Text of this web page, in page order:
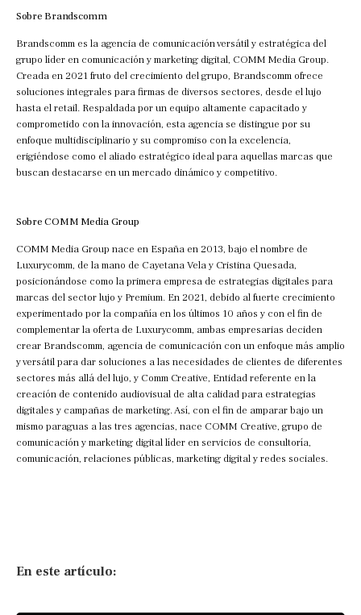
Sobre Brandscomm
Brandscomm es la agencia de comunicación versátil y estratégica del
grupo líder en comunicación y marketing digital, COMM Media Group.
Creada en 2021 fruto del crecimiento del grupo, Brandscomm ofrece
soluciones integrales para firmas de diversos sectores, desde el lujo
hasta el retail. Respaldada por un equipo altamente capacitado y
comprometido con la innovación, esta agencia se distingue por su
enfoque multidisciplinario y su compromiso con la excelencia,
erigiéndose como el aliado estratégico ideal para aquellas marcas que
buscan destacarse en un mercado dinámico y competitivo.
Sobre COMM Media Group
COMM Media Group nace en España en 2013, bajo el nombre de
Luxurycomm, de la mano de Cayetana Vela y Cristina Quesada,
posicionándose como la primera empresa de estrategias digitales para
marcas del sector lujo y Premium. En 2021, debido al fuerte crecimiento
experimentado por la compañía en los últimos 10 años y con el fin de
complementar la oferta de Luxurycomm, ambas empresarias deciden
crear Brandscomm, agencia de comunicación con un enfoque más amplio
y versátil para dar soluciones a las necesidades de clientes de diferentes
sectores más allá del lujo, y Comm Creative, Entidad referente en la
creación de contenido audiovisual de alta calidad para estrategias
digitales y campañas de marketing. Así, con el fin de amparar bajo un
mismo paraguas a las tres agencias, nace COMM Creative, grupo de
comunicación y marketing digital líder en servicios de consultoría,
comunicación, relaciones públicas, marketing digital y redes sociales.
En este artículo: